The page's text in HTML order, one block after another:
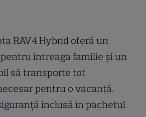
RAV4 Hybrid oferă un
întreaga familie și un
să transporte tot
pentru o vacanță.
inclusă în pachetul